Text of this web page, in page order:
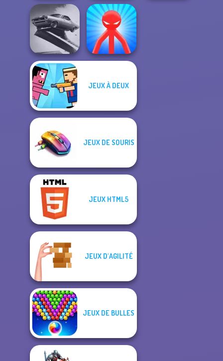
Ultimate Flying
Car 2
Fighter Legends
Duo
Agame: Stunt
Cars
Red Stickman vs
JEUX À DEUX
JEUX DE SOURIS
JEUX HTML5
JEUX D'AGILITÉ
JEUX DE BULLES